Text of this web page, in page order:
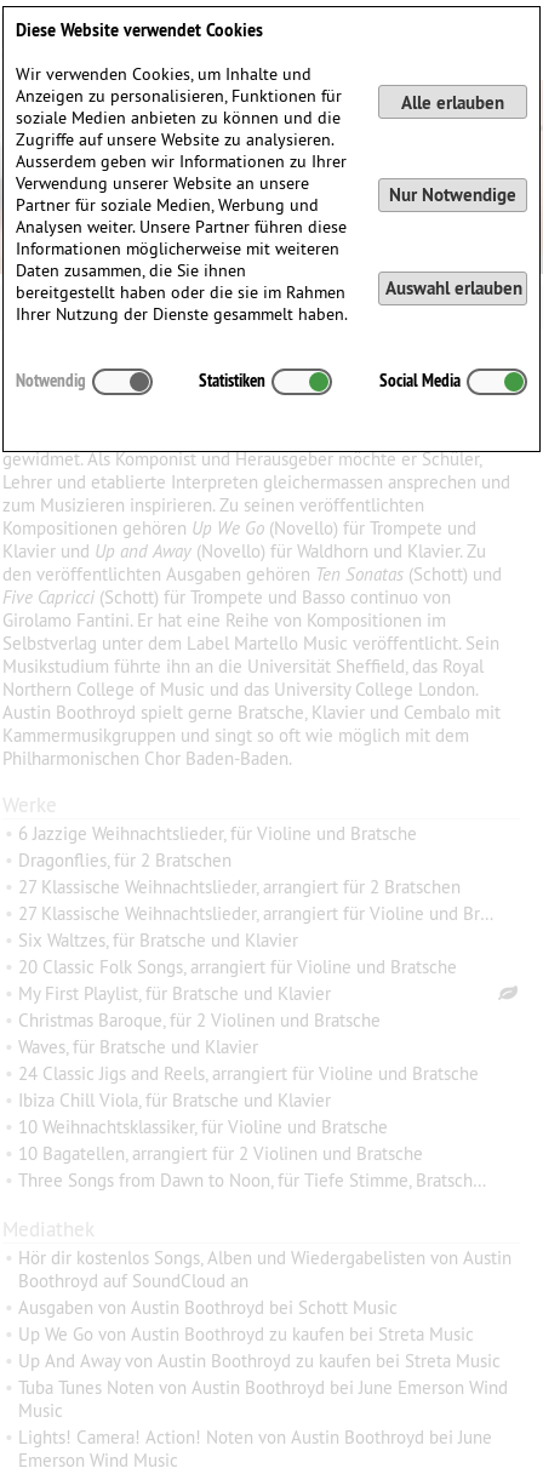
Austin Boothroyd
Boothroyd
∗ inGrossbritannien
gewidmet. Als Komponist und Herausgeber möchte er Schüler,
Lehrer und etablierte Interpreten gleichermassen ansprechen und
zum Musizieren inspirieren. Zu seinen veröffentlichten
Kompositionen gehören Up We Go (Novello) für Trompete und
Klavier und Up and Away (Novello) für Waldhorn und Klavier. Zu
den veröffentlichten Ausgaben gehören Ten Sonatas (Schott) und
Five Capricci (Schott) für Trompete und Basso continuo von
Girolamo Fantini. Er hat eine Reihe von Kompositionen im
Selbstverlag unter dem Label Martello Music veröffentlicht. Sein
Musikstudium führte ihn an die Universität Sheffield, das Royal
Northern College of Music und das University College London.
Austin Boothroyd spielt gerne Bratsche, Klavier und Cembalo mit
Kammermusikgruppen und singt so oft wie möglich mit dem
Philharmonischen Chor Baden-Baden.
Werke
• 6 Jazzige Weihnachtslieder, für Violine und Bratsche
• Dragonflies, für 2 Bratschen
• 27 Klassische Weihnachtslieder, arrangiert für 2 Bratschen
• 27 Klassische Weihnachtslieder, arrangiert für Violine und Bratsche
• Six Waltzes, für Bratsche und Klavier
• 20 Classic Folk Songs, arrangiert für Violine und Bratsche
• My First Playlist, für Bratsche und Klavier
• Christmas Baroque, für 2 Violinen und Bratsche
• Waves, für Bratsche und Klavier
• 24 Classic Jigs and Reels, arrangiert für Violine und Bratsche
• Ibiza Chill Viola, für Bratsche und Klavier
• 10 Weihnachtsklassiker, für Violine und Bratsche
• 10 Bagatellen, arrangiert für 2 Violinen und Bratsche
• Three Songs from Dawn to Noon, für Tiefe Stimme, Bratsche und Klavier
Mediathek
• Hör dir kostenlos Songs, Alben und Wiedergabelisten von Austin
Boothroyd auf SoundCloud an
• Ausgaben von Austin Boothroyd bei Schott Music
• Up We Go von Austin Boothroyd zu kaufen bei Streta Music
• Up And Away von Austin Boothroyd zu kaufen bei Streta Music
• Tuba Tunes Noten von Austin Boothroyd bei June Emerson Wind
Music
• Lights! Camera! Action! Noten von Austin Boothroyd bei June
Emerson Wind Music
Diese Website verwendet Cookies
Wir verwenden Cookies, um Inhalte und
Anzeigen zu personalisieren, Funktionen für
soziale Medien anbieten zu können und die
Zugriffe auf unsere Website zu analysieren.
Ausserdem geben wir Informationen zu Ihrer
Verwendung unserer Website an unsere
Partner für soziale Medien, Werbung und
Analysen weiter. Unsere Partner führen diese
Informationen möglicherweise mit weiteren
Daten zusammen, die Sie ihnen
bereitgestellt haben oder die sie im Rahmen
Ihrer Nutzung der Dienste gesammelt haben.
Alle erlauben
Nur Notwendige
Auswahl erlauben
Notwendig Statistiken Social Media